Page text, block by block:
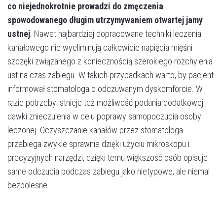
co niejednokrotnie prowadzi do zmęczenia
spowodowanego długim utrzymywaniem otwartej jamy
ustnej . Nawet najbardziej dopracowane techniki leczenia
kanałowego nie wyeliminują całkowicie napięcia mięśni
szczęki związanego z koniecznością szerokiego rozchylenia
ust na czas zabiegu. W takich przypadkach warto, by pacjent
informował stomatologa o odczuwanym dyskomforcie. W
razie potrzeby istnieje też możliwość podania dodatkowej
dawki znieczulenia w celu poprawy samopoczucia osoby
leczonej. Oczyszczanie kanałów przez stomatologa
przebiega zwykle sprawnie dzięki użyciu mikroskopu i
precyzyjnych narzędzi, dzięki temu większość osób opisuje
same odczucia podczas zabiegu jako nietypowe, ale niemal
bezbolesne.